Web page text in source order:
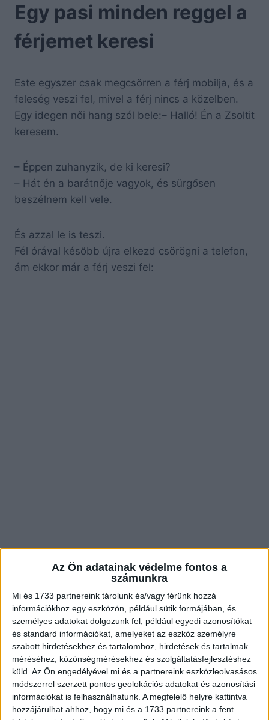
Az Ön adatainak védelme fontos a
számunkra
Mi és 1733 partnereink tárolunk és/vagy férünk hozzá
információkhoz egy eszközön, például sütik formájában, és
személyes adatokat dolgozunk fel, például egyedi azonosítókat
és standard információkat, amelyeket az eszköz személyre
szabott hirdetésekhez és tartalomhoz, hirdetések és tartalmak
méréséhez, közönségmérésekhez és szolgáltatásfejlesztéshez
küld. Az Ön engedélyével mi és a partnereink eszközleolvasásos
módszerrel szerzett pontos geolokációs adatokat és azonosítási
információkat is felhasználhatunk. A megfelelő helyre kattintva
hozzájárulhat ahhoz, hogy mi és a 1733 partnereink a fent
Egy pasi minden reggel a
férjemet keresi
Este egyszer csak megcsörren a férj mobilja, és a
feleség veszi fel, mivel a férj nincs a közelben.
Egy idegen női hang szól bele:– Halló! Én a Zsoltit
keresem.
– Éppen zuhanyzik, de ki keresi?
– Hát én a barátnője vagyok, és sürgősen
beszélnem kell vele.
És azzal le is teszi.
Fél órával később újra elkezd csörögni a telefon,
ám ekkor már a férj veszi fel:
– Halló!
Zsoltival szeretnék beszélni!